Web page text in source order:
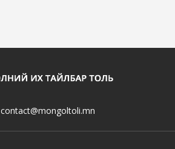
contact@mongoltoli.mn